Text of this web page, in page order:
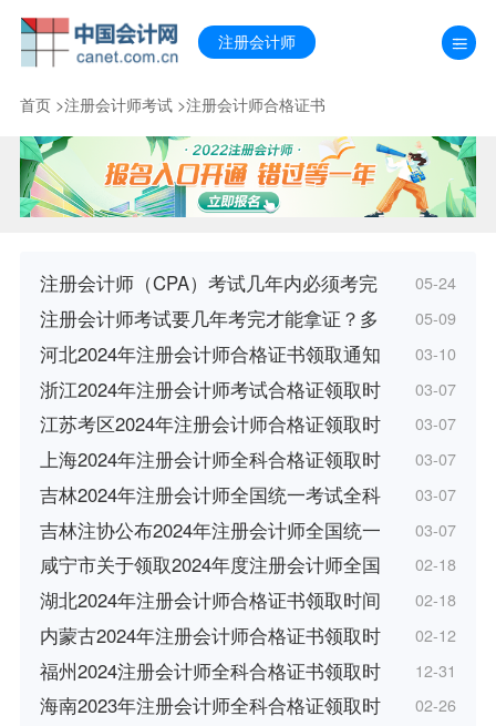
注册会计师
首页>注册会计师考试>注册会计师合格证书
注册会计师（CPA）考试几年内必须考完 05-24
注册会计师考试要几年考完才能拿证？多 05-09
河北2024年注册会计师合格证书领取通知 03-10
浙江2024年注册会计师考试合格证领取时 03-07
江苏考区2024年注册会计师合格证领取时 03-07
上海2024年注册会计师全科合格证领取时 03-07
吉林2024年注册会计师全国统一考试全科 03-07
吉林注协公布2024年注册会计师全国统一 03-07
咸宁市关于领取2024年度注册会计师全国 02-18
湖北2024年注册会计师合格证书领取时间 02-18
内蒙古2024年注册会计师合格证书领取时 02-12
福州2024注册会计师全科合格证书领取时 12-31
海南2023年注册会计师全科合格证领取时 02-26